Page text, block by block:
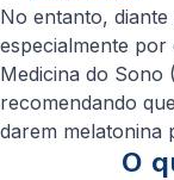
No entanto,
especialmente
Medicina do Sono
recomendando
darem melatonina
O